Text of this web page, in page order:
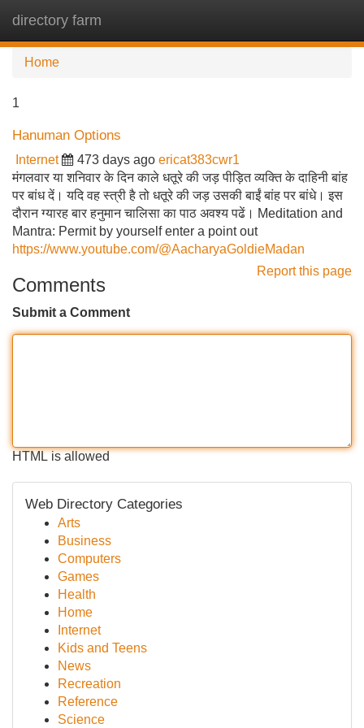
directory farm
Home
1
Hanuman Options
Internet 473 days ago ericat383cwr1
मंगलवार या शनिवार के दिन काले धतूरे की जड़ पीड़ित व्यक्ति के दाहिनी बांह
पर बांध दें। यदि वह स्त्री है तो धतूरे की जड़ उसकी बाईं बांह पर बांधे। इस
दौरान ग्यारह बार हनुमान चालिसा का पाठ अवश्य पढें। Meditation and
Mantra: Permit by yourself enter a point out
https://www.youtube.com/@AacharyaGoldieMadan
Report this page
Comments
Submit a Comment
HTML is allowed
Web Directory Categories
Arts
Business
Computers
Games
Health
Home
Internet
Kids and Teens
News
Recreation
Reference
Science